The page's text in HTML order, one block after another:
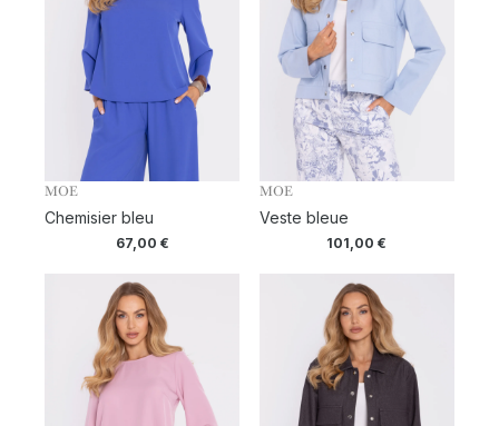
MOE
Chemisier bleu
67,00 €
MOE
Veste bleue
101,00€